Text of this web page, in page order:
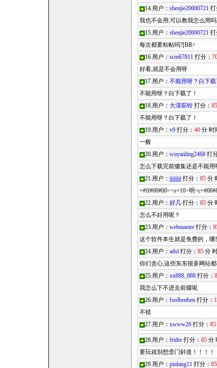
14.用户： shenjie20000721
我也不会用,可以教我怎么用吗
15.用户： shenjie20000721
每次都要粘帖吗?[BR>
16.用户： scm67811 打分：
好看,就是不会用呀
17.用户： 不能用呀？白下
不能用呀？白下载了！
18.用户： 大漠驼铃 打分： 85
不能用呀？白下载了！
19.用户： v9 打分： 40 分 时
一般
20.用户： wuyanling2468 打
怎么下载完前缀集还是不能
21.用户： jjjjjjjj 打分： 85 分
=#ff#00#00><s=10>明
22.用户： 好几 打分： 85 分
怎么不好用呢？
23.用户： webmaster 打分：
这个软件本生就是免费的，哪
24.用户： adsl 打分： 85 分
你们贪心,这些东东很多网站
25.用户： xx888_888 打分：
我怎么下不进去前辍呢
26.用户： foolbenben 打分：
不错
27.用户： xwww26 打分： 85
28.用户： frider 打分： 85 分
要玩就别想歪门斜道！！！
29.用户： piulang11 打分： 85